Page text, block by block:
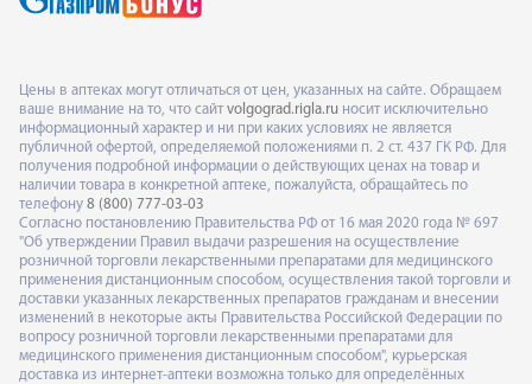
Цены в аптеках могут отличаться от цен, указанных на сайте. Обращаем
ваше внимание на то, что сайт volgograd.rigla.ru носит исключительно
информационный характер и ни при каких условиях не является
публичной офертой, определяемой положениями п. 2 ст. 437 ГК РФ. Для
получения подробной информации о действующих ценах на товар и
наличии товара в конкретной аптеке, пожалуйста, обращайтесь по
телефону 8 (800) 777-03-03
Согласно постановлению Правительства РФ от 16 мая 2020 года № 697
"Об утверждении Правил выдачи разрешения на осуществление
розничной торговли лекарственными препаратами для медицинского
применения дистанционным способом, осуществления такой торговли и
доставки указанных лекарственных препаратов гражданам и внесении
изменений в некоторые акты Правительства Российской Федерации по
вопросу розничной торговли лекарственными препаратами для
медицинского применения дистанционным способом", курьерская
доставка из интернет-аптеки возможна только для определённых